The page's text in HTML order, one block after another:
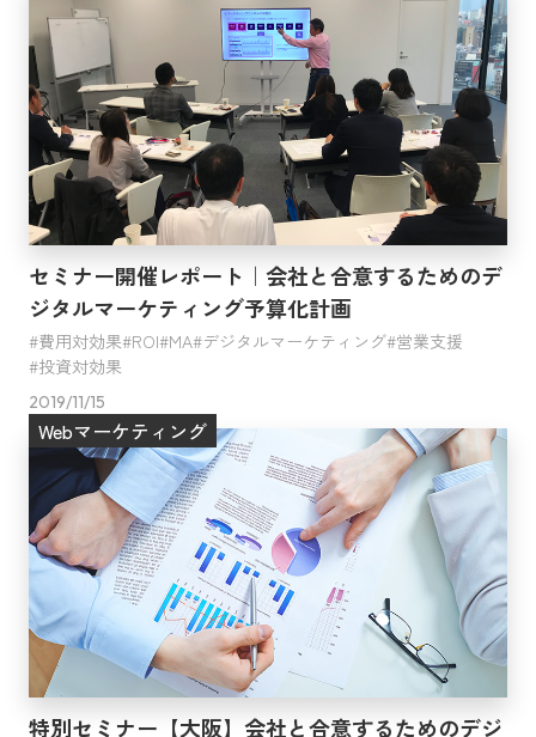
セミナー開催レポート｜会社と合意するためのデ
ジタルマーケティング予算化計画
費用対効果 ROI MA デジタルマーケティング 営業支援
投資対効果
2019/11/15
Webマーケティング
特別セミナー【大阪】会社と合意するためのデジ